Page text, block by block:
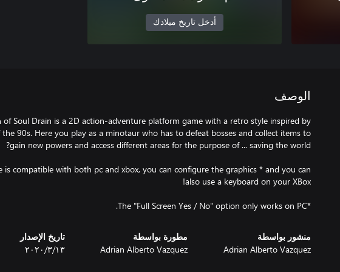
أدخل تاريخ ميلادك
الوصف
of Soul Drain is a 2D action-adventure platform game with a retro style inspired by
90s. Here you play as a minotaur who has to defeat bosses and collect items to
is compatible with both pc and xbox, you can configure the graphics * and you can
*The "Full Screen Yes / No" option only works on PC.
منشور بواسطة
Adrian Alberto Vazquez
مطورة بواسطة
Adrian Alberto Vazquez
تاريخ الإصدار
١٣‏/٣‏/٢٠٢٠